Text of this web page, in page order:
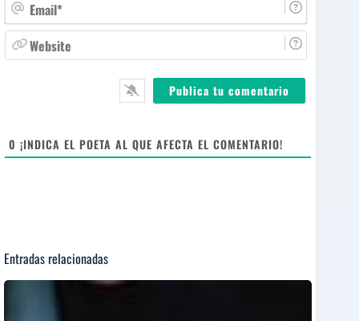
b
r
m
ie
0 ¡INDICA EL POETA AL QUE AFECTA EL COMENTARIO!
Entradas relacionadas